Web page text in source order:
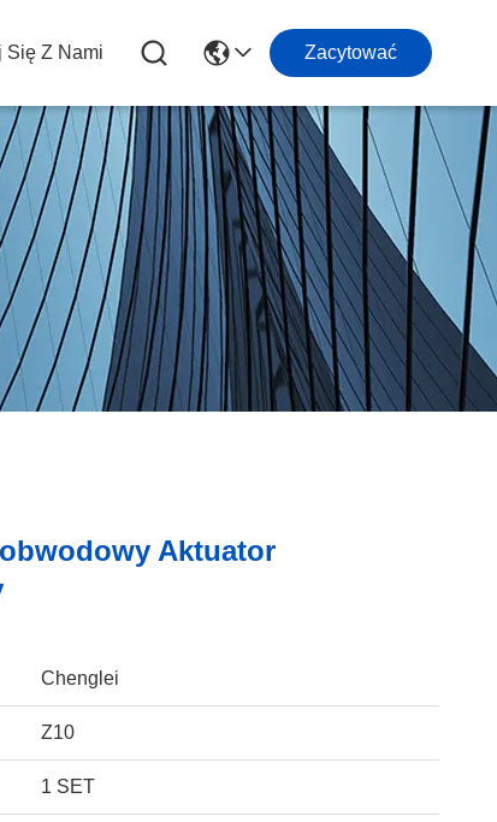
Się Z Nami Zacytować
Aktuator
Chenglei
Z10
1 SET